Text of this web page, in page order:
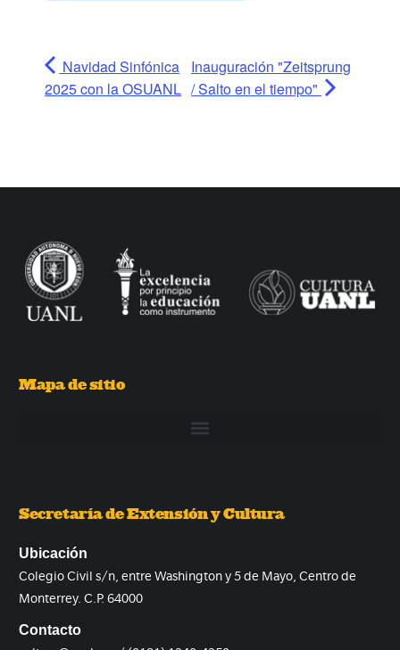
Navidad Sinfónica
2025 con la OSUANL
Inauguración "Zeitsprung
/ Salto en el tiempo"
Mapa de sitio
Secretaría de Extensión y Cultura
Ubicación
Colegio Civil s/n, entre Washington y 5 de Mayo, Centro de
Monterrey. C.P. 64000
Contacto